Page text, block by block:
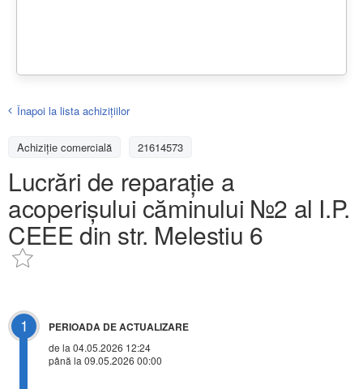
Înapoi la lista achiziţiilor
Achizițiе comercială 21614573
Lucrări de reparație a
acoperișului căminului №2 al I.P.
CEEE din str. Melestiu 6
1 PERIOADA DE ACTUALIZARE
de la 04.05.2026 12:24
până la 09.05.2026 00:00